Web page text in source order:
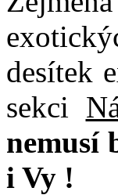
desítek
sekci
nemusí
i Vy !